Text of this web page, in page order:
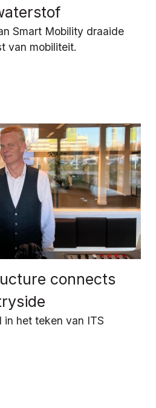
Smart Mobility draaide
van mobiliteit.
connects
het teken van ITS